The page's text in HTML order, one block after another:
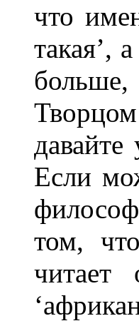
что
такая’,
Eсли
том,
читает